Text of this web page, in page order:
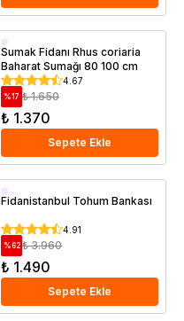
Saksıda
Sumak Fidanı Rhus coriaria
Baharat Sumağı 80 100 cm
4.67
%17 ₺ 1.650
₺ 1.370
Sepete Ekle
Fidanistanbul Tohum Bankası
4.91
% 62 ₺ 3.960
₺ 1.490
Sepete Ekle